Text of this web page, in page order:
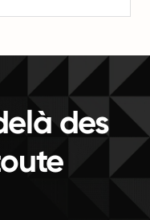
des